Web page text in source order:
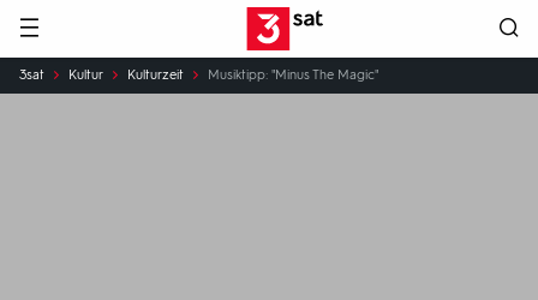
Hauptnavigation 3SAT
Sie
sind
3sat Kultur Kulturzeit Musiktipp: "Minus The Magic"